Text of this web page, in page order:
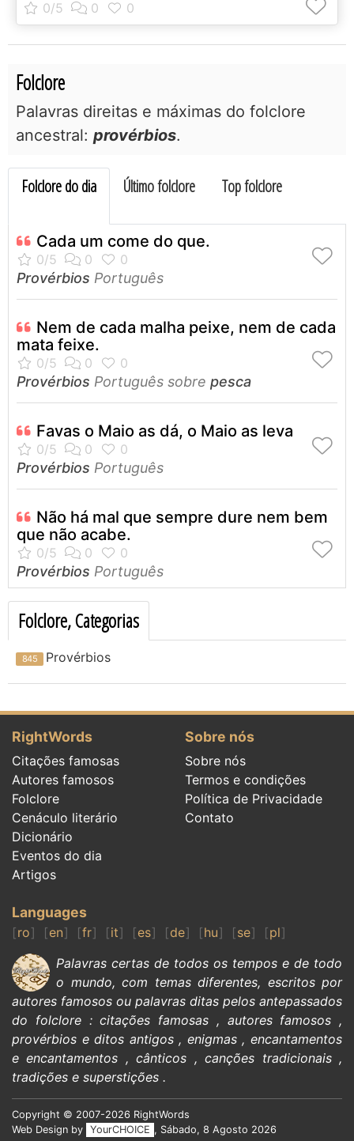
Folclore
Palavras direitas e máximas do folclore
ancestral: provérbios.
Folclore do dia Último folclore Top folclore
Cada um come do que.
Provérbios Português
Nem de cada malha peixe, nem de cada
mata feixe.
Provérbios Português sobre pesca
Favas o Maio as dá, o Maio as leva
Provérbios Português
Não há mal que sempre dure nem bem
que não acabe.
Provérbios Português
Folclore, Categorias
Provérbios
RightWords
Citações famosas
Autores famosos
Folclore
Cenáculo literário
Dicionário
Eventos do dia
Artigos
Sobre nós
Sobre nós
Termos e condições
Política de Privacidade
Contato
Languages
ro en fr it es de hu se
pl
Palavras certas de todos os tempos e de todo
o mundo, com temas diferentes, escritos por
autores famosos ou palavras ditas pelos antepassados
do folclore:citações famosas , autores famosos ,
provérbios e ditos antigos, enigmas,encantamentos
e encantamentos ,cânticos ,canções tradicionais,
tradições e superstições .
Copyright © 2007-2026 RightWords
Web Design by
YourCHOICE , Sábado, 8 Agosto 2026